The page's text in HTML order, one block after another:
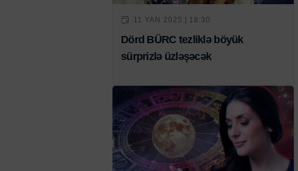
11 YAN 2025 | 18:30
Dörd BÜRC tezliklə böyük
sürprizlə üzləşəcək